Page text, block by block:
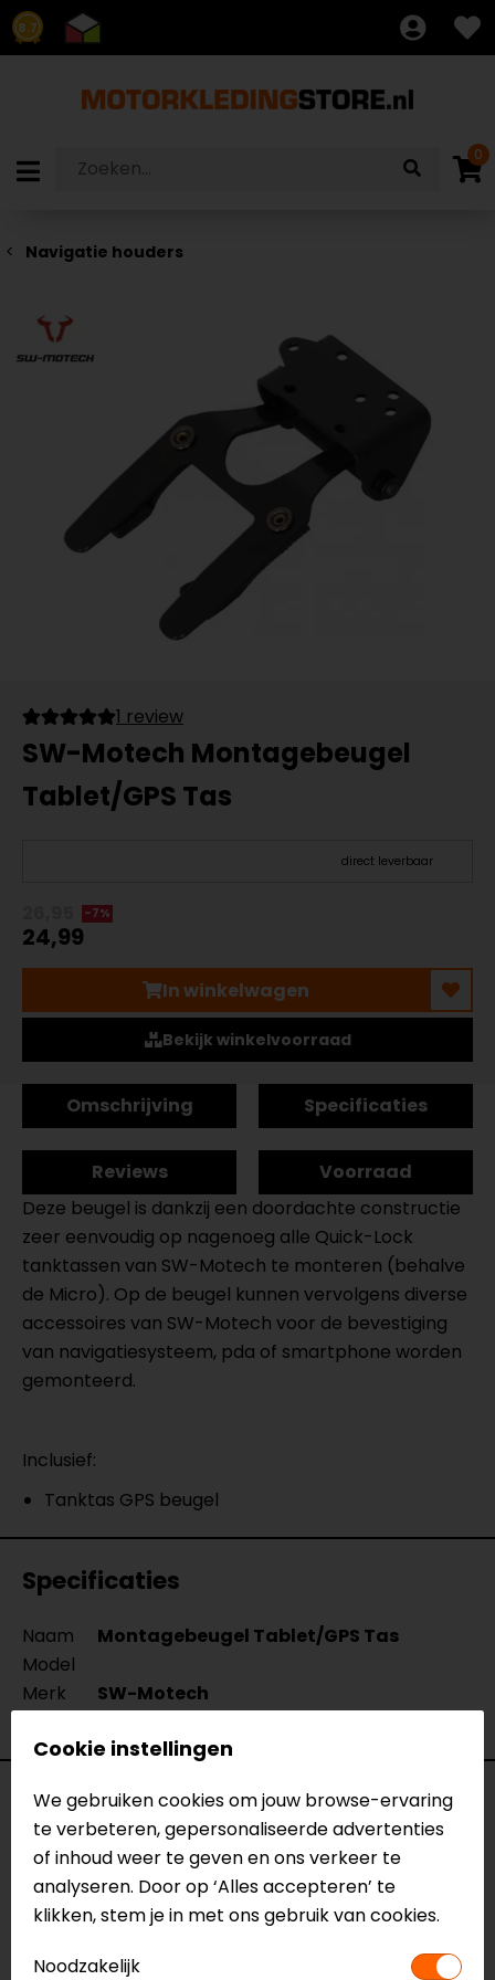
8.7
0
Navigatie houders
1 review
SW-Motech Montagebeugel
Tablet/GPS Tas
direct leverbaar
-7%
24,99
In winkelwagen
Bekijk winkelvoorraad
Omschrijving Specificaties
Reviews
Voorraad
Deze beugel is dankzij een doordachte constructie
zeer eenvoudig op nagenoeg alle Quick-Lock
tanktassen van SW-Motech te monteren (behalve
de Micro). Op de beugel kunnen vervolgens diverse
accessoires van SW-Motech voor de bevestiging
van navigatiesysteem, pda of smartphone worden
gemonteerd.
Inclusief:
Tanktas GPS beugel
Specificaties
Naam
Montagebeugel Tablet/GPS Tas
Model
Merk
SW-Motech
Reviews (1)
02-11-2015
- Frederiks
Cookie instellingen
We gebruiken cookies om jouw browse-ervaring
te verbeteren, gepersonaliseerde advertenties
of inhoud weer te geven en ons verkeer te
analyseren. Door op ‘Alles accepteren’ te
klikken, stem je in met ons gebruik van cookies.
Noodzakelijk